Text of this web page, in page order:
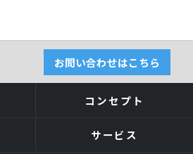
お問い合わせはこちら
コンセプト
サービス